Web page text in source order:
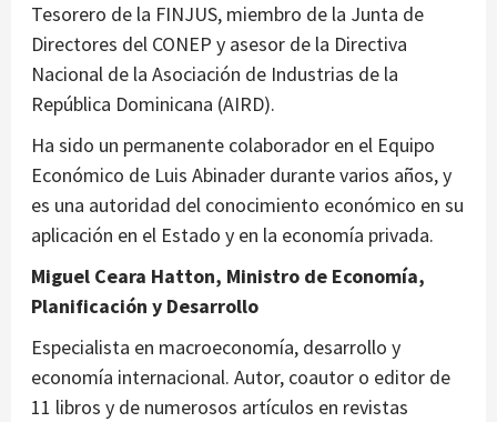
Tesorero de la FINJUS, miembro de la Junta de
Directores del CONEP y asesor de la Directiva
Nacional de la Asociación de Industrias de la
República Dominicana (AIRD).
Ha sido un permanente colaborador en el Equipo
Económico de Luis Abinader durante varios años, y
es una autoridad del conocimiento económico en su
aplicación en el Estado y en la economía privada.
Miguel Ceara Hatton, Ministro de Economía,
Planificación y Desarrollo
Especialista en macroeconomía, desarrollo y
economía internacional. Autor, coautor o editor de
11 libros y de numerosos artículos en revistas